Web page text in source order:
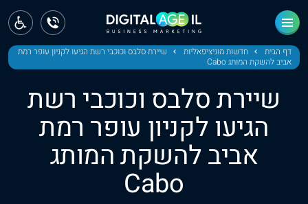
דף הבית חדשות מוניציפאליות
שיירת סלבס וכוכבי רשת הגיעו לקניון עופר רמת
אביב להשקת המותג Cabo
שיירת סלבס וכוכבי רשת
הגיעו לקניון עופר רמת
אביב להשקת המותג
Cabo
ראשי
חדשות
מחוז חיפה
מחוז מרכז
מחוז דרום